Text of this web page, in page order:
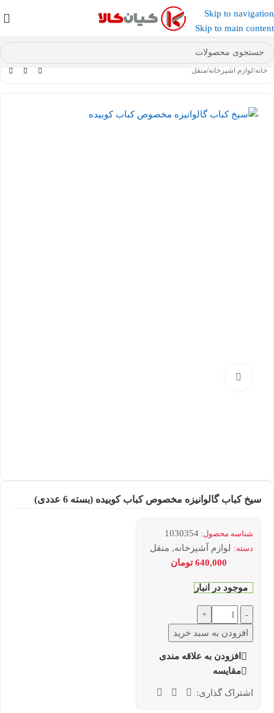
Skip to navigation
Skip to main content
عضو کانال بله کیان کالا شوید و کد تخفیف دریافت کنید.
خانه/لوازم آشپزخانه/منقل
سیخ کباب گالوانیزه مخصوص کباب کوبیده (بسته 6 عددی)
شناسه محصول: 1030354
دسته: لوازم آشپزخانه, منقل
640,000 تومان
موجود در انبار
-
+
افزودن به سبد خرید
افزودن به علاقه مندی
مقایسه
اشتراک گذاری: